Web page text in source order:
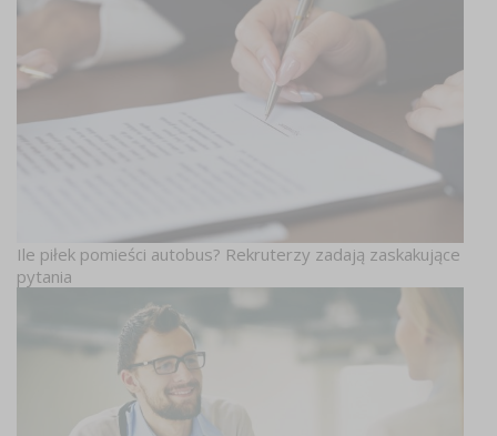
Ile piłek pomieści autobus? Rekruterzy zadają zaskakujące
pytania